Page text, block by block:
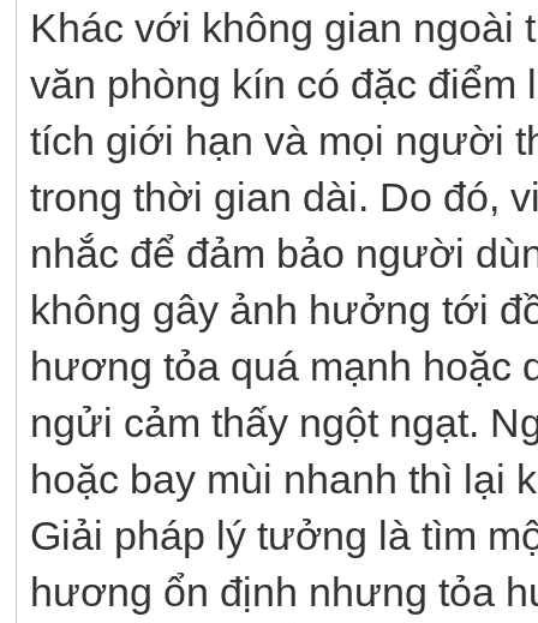
Khác với không gian ngoài
văn phòng kín có đặc
tích giới hạn và mọi người
trong thời gian dài. Do đó,
nhắc để đảm bảo người
không gây ảnh hưởng tới
hương tỏa quá mạnh hoặc
ngửi cảm thấy ngột ngạt.
hoặc bay mùi nhanh thì lại
Giải pháp lý tưởng là tìm
hương ổn định nhưng tỏa